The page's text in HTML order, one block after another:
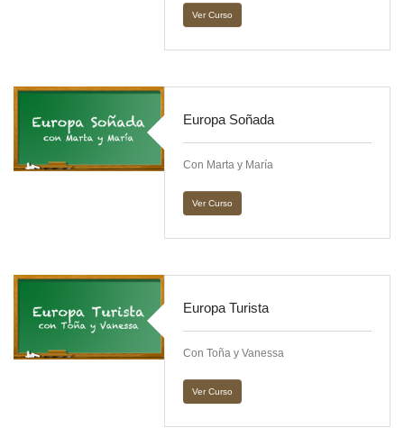
Ver Curso
Europa Soñada
Con Marta y María
Ver Curso
Europa Turista
Con Toña y Vanessa
Ver Curso